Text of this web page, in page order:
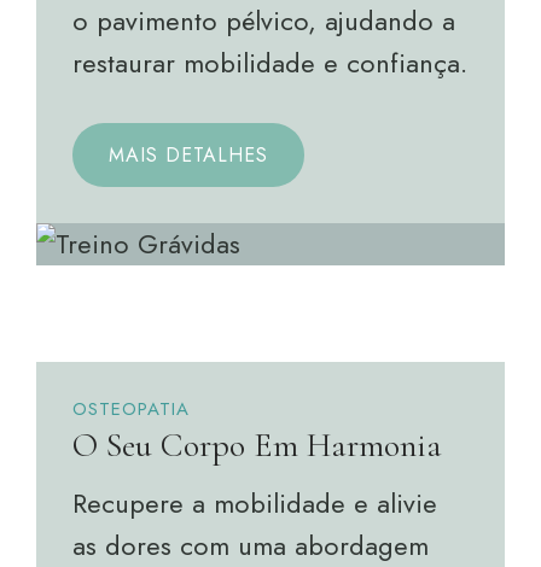
o pavimento pélvico, ajudando a
restaurar mobilidade e confiança.
MAIS DETALHES
OSTEOPATIA
O Seu Corpo Em Harmonia
Recupere a mobilidade e alivie
as dores com uma abordagem